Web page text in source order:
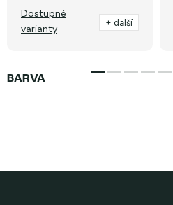
Dostupné
varianty
+ další